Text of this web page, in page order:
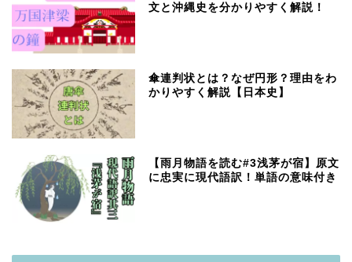
文と沖縄史を分かりやすく解説！
傘連判状とは？なぜ円形？理由をわ
かりやすく解説【日本史】
【雨月物語を読む#3浅茅が宿】原文
に忠実に現代語訳！単語の意味付き